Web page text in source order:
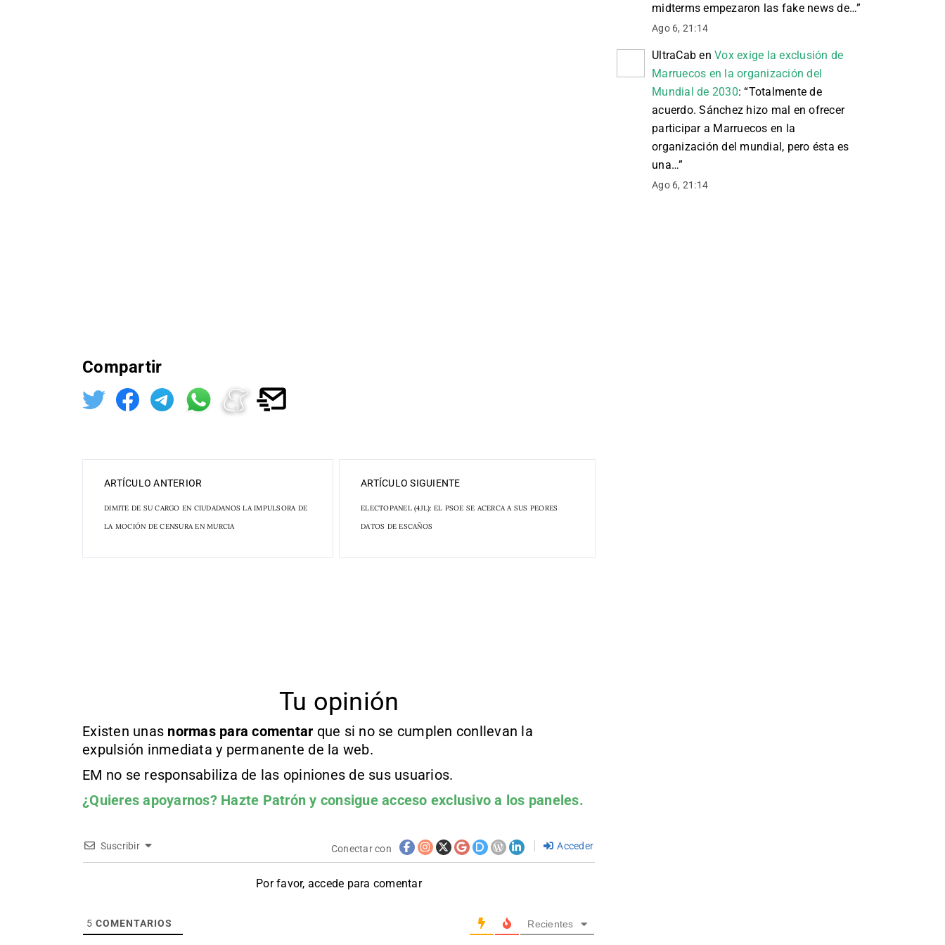
Compartir
ARTÍCULO ANTERIOR
DIMITE DE SU CARGO EN CIUDADANOS LA IMPULSORA DE
LA MOCIÓN DE CENSURA EN MURCIA
ARTÍCULO SIGUIENTE
ELECTOPANEL (4JL): EL PSOE SE ACERCA A SUS PEORES
DATOS DE ESCAÑOS
Tu opinión
Existen unas normas para comentar que si no se cumplen conllevan la
expulsión inmediata y permanente de la web.
EM no se responsabiliza de las opiniones de sus usuarios.
¿Quieres apoyarnos? Hazte Patrón y consigue acceso exclusivo a los paneles.
Suscribir Conectar con Acceder
Por favor, accede para comentar
5 COMENTARIOS Recientes
midterms empezaron las fake news de…”
Ago 6, 21:14
UltraCab en Vox exige la exclusión de
Marruecos en la organización del
Mundial de 2030: “Totalmente de
acuerdo. Sánchez hizo mal en ofrecer
participar a Marruecos en la
organización del mundial, pero ésta es
una…”
Ago 6, 21:14